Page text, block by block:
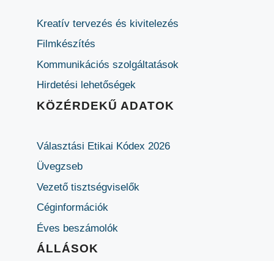
Kreatív tervezés és kivitelezés
Filmkészítés
Kommunikációs szolgáltatások
Hirdetési lehetőségek
KÖZÉRDEKŰ ADATOK
Választási Etikai Kódex 2026
Üvegzseb
Vezető tisztségviselők
Céginformációk
Éves beszámolók
ÁLLÁSOK